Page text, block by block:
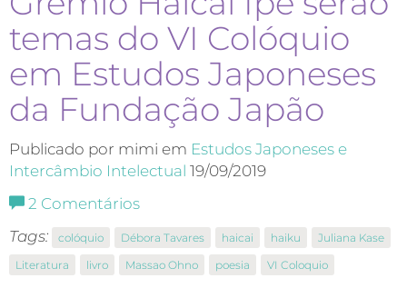
temas do VI Colóquio
em Estudos Japoneses
da Fundação Japão
Publicado por mimi em Estudos Japoneses e
Intercâmbio Intelectual 19/09/2019
2 Comentários
Tags:
colóquio Débora Tavares haicai haiku
Juliana Kase
Literatura
livro Massao Ohno poesia VI Coloquio